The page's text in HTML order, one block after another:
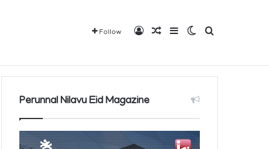
Follow Log InRandom Article
SidebarSwitch skin
Search for
Perunnal Nilavu Eid Magazine